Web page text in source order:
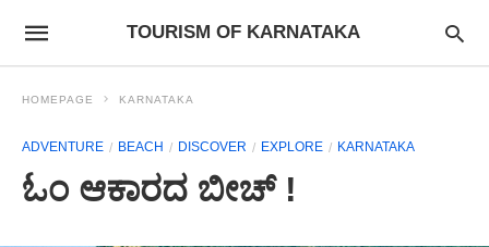
TOURISM OF KARNATAKA
HOMEPAGE KARNATAKA
ADVENTURE BEACH DISCOVER EXPLORE KARNATAKA
ಓಂ ಆಕಾರದ ಬೀಚ್ !